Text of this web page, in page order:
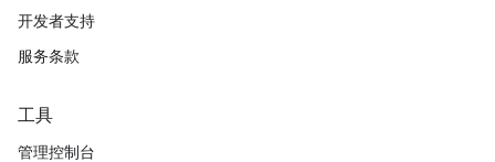
开发者支持
服务条款
工具
管理控制台